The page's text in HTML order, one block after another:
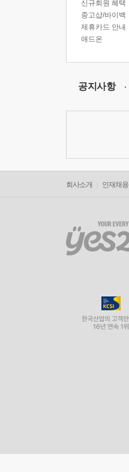
신규회원 혜택
중고샵/바이백
제휴카드 안내
애드온
공지사항
회사소개 인재채용